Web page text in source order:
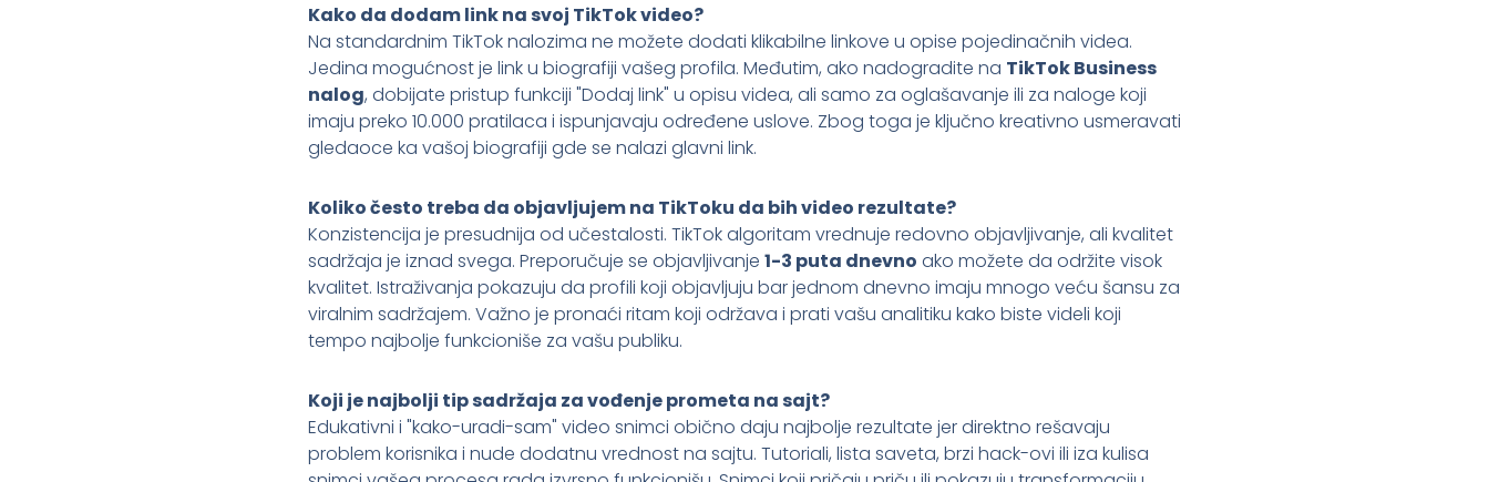
Kako da dodam link na svoj TikTok video?
Na standardnim TikTok nalozima ne možete dodati klikabilne linkove u opise pojedinačnih videa.
Jedina mogućnost je link u biografiji vašeg profila. Međutim, ako nadogradite na TikTok Business
nalog, dobijate pristup funkciji "Dodaj link" u opisu videa, ali samo za oglašavanje ili za naloge koji
imaju preko 10.000 pratilaca i ispunjavaju određene uslove. Zbog toga je ključno kreativno usmeravati
gledaoce ka vašoj biografiji gde se nalazi glavni link.
Koliko često treba da objavljujem na TikToku da bih video rezultate?
Konzistencija je presudnija od učestalosti. TikTok algoritam vrednuje redovno objavljivanje, ali kvalitet
sadržaja je iznad svega. Preporučuje se objavljivanje 1-3 puta dnevno ako možete da održite visok
kvalitet. Istraživanja pokazuju da profili koji objavljuju bar jednom dnevno imaju mnogo veću šansu za
viralnim sadržajem. Važno je pronaći ritam koji održava i prati vašu analitiku kako biste videli koji
tempo najbolje funkcioniše za vašu publiku.
Koji je najbolji tip sadržaja za vođenje prometa na sajt?
Edukativni i "kako-uradi-sam" video snimci obično daju najbolje rezultate jer direktno rešavaju
problem korisnika i nude dodatnu vrednost na sajtu. Tutoriali, lista saveta, brzi hack-ovi ili iza kulisa